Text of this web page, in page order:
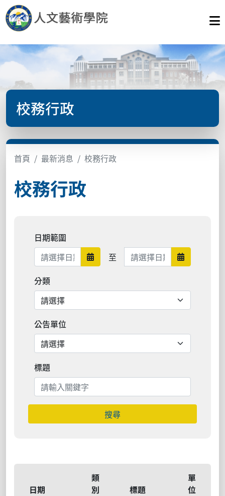
校務行政
首頁 最新消息 校務行政
校務行政
日期範圍
日期範圍開始
至 日期範圍結束 日期範圍
分類
公告單位
標題
搜尋
日期
類
別
標題
單
位